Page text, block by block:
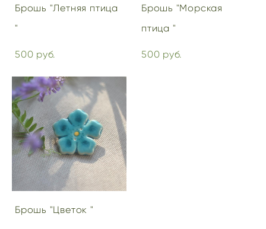
Брошь "Летняя птица
"
500 pуб.
Брошь "Морская
птица "
500 pуб.
Брошь "Цветок "